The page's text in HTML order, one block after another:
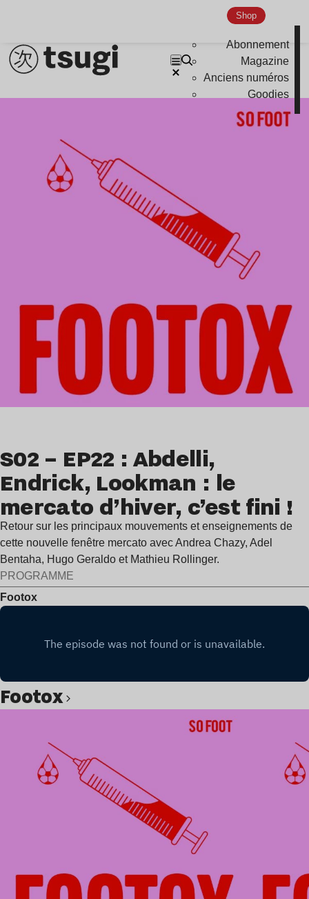
Shop
Abonnement
Magazine
Anciens numéros
Goodies
S02 – EP22 : Abdelli,
Endrick, Lookman : le
mercato d’hiver, c’est fini !
Retour sur les principaux mouvements et enseignements de
cette nouvelle fenêtre mercato avec Andrea Chazy, Adel
Bentaha, Hugo Geraldo et Mathieu Rollinger.
PROGRAMME
Footox
Footox
Lire l’article